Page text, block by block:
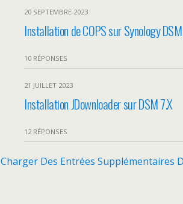
20 SEPTEMBRE 2023
Installation de COPS sur Synology
10 RÉPONSES
21 JUILLET 2023
Installation JDownloader sur DSM 7.X
12 RÉPONSES
Charger Des Entrées Supplémentaires